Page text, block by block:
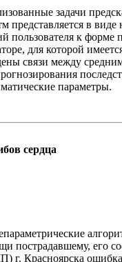
задачи
в
пользователя к
для которой
связи между
параметры.
сердца
его
Красноярска ошибка